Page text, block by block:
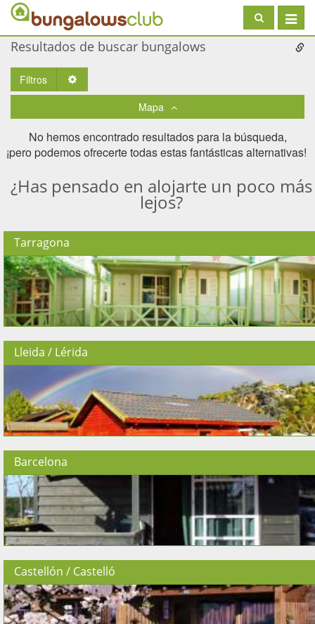
Toggle
Resultados de buscar bungalows
Filtros
Mapa
No hemos encontrado resultados para la búsqueda,
¡pero podemos ofrecerte todas estas fantásticas alternativas! ​
¿Has pensado en alojarte un poco más
lejos?
Tarragona
Lleida / Lérida
Barcelona
Castellón / Castelló